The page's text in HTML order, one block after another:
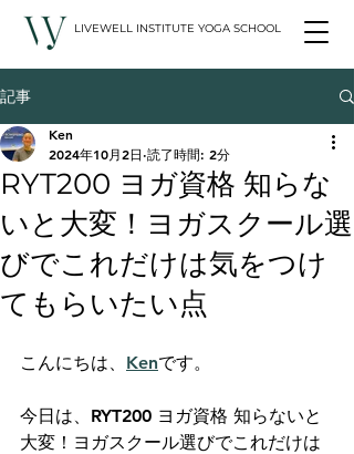
LIVEWELL INSTITUTE YOGA SCHOOL
記事
RYT200 ヨガ資格 知らな
いと大変！ヨガスクール選
びでこれだけは気をつけ
てもらいたい点
Ken
2024年10月2日 読了時間: 2分
こんにちは、 Kenです。
今日は、RYT200 ヨガ資格 知らないと
大変！ヨガスクール選びでこれだけは